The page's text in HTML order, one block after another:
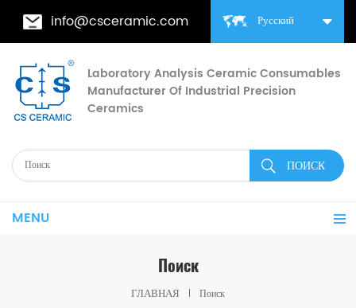
Русский
info@csceramic.com
Laboratory Analysis Ceramic Consumables
Manufacturer Of Industrial Precision
Ceramics
MENU
Поиск
ГЛАВНАЯ Поиск